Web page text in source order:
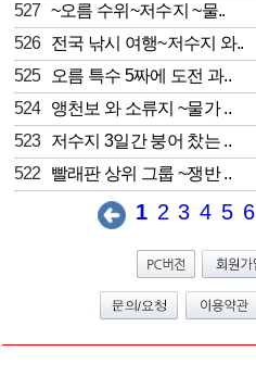
527 ~오름 수위~저수지 ~물..
526
전국 낚시 여행~저수지 와..
525
오름 특수 5짜에 도전 과..
524
앵천보 와 소류지 ~물가 ..
523
저수지 3일간 붕어 찼는 ..
522
빨래판 상위 그룹 ~쟁반 ..
1 2 3 4 5 6